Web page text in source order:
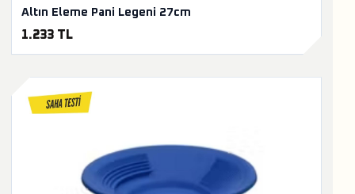
Altın Eleme Pani Legeni 27cm
1.233 TL